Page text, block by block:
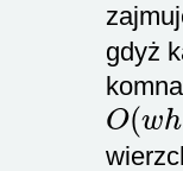
gdyż
O(wh